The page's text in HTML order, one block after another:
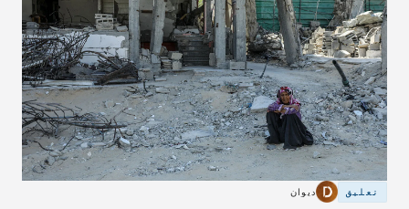
تعليق ديوان